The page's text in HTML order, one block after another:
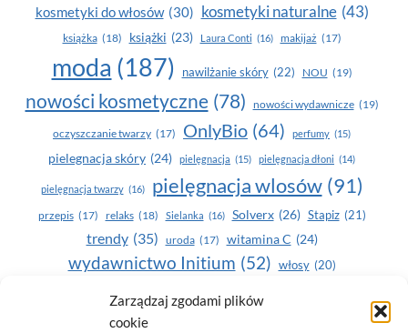
Zarządzaj zgodami plików
cookie
kosmetyki do włosów (30) kosmetyki naturalne (43)
książka (18) książki (23) Laura Conti (16) makijaż (17)
moda (187) nawilżanie skóry (22) NOU (19)
nowości kosmetyczne (78) nowości wydawnicze (19)
oczyszczanie twarzy (17) OnlyBio (64) perfumy (15)
pielegnacja skóry (24) pielęgnacja (15) pielęgnacja dłoni (14)
pielęgnacja twarzy (16) pielęgnacja wlosów (91)
przepis (17) relaks (18) Sielanka (16) Solverx (26) Stapiz (21)
trendy (35) uroda (17) witamina C (24)
wydawnictwo Initium (52) włosy (20)
Yasumi(164) zdrowe zęby